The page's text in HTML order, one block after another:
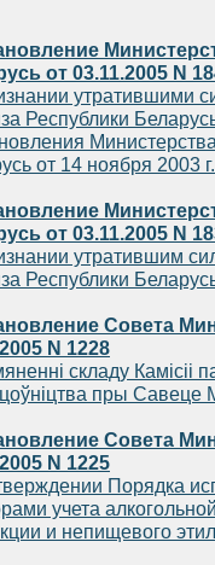
от 03.11.2005 N
утратившими
Республики
от 14 ноября 2003
от 03.11.2005 N
утратившим
Республики
Совета
N 1228
складу Камiсii
пры Савеце
Совета
N 1225
Порядка
учета
и непищевого